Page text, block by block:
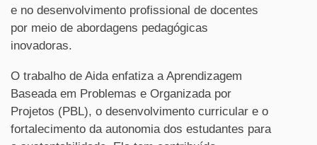
e no desenvolvimento profissional de docentes
por meio de abordagens pedagógicas
inovadoras.
O trabalho de Aida enfatiza a Aprendizagem
Baseada em Problemas e Organizada por
Projetos (PBL), o desenvolvimento curricular e o
fortalecimento da autonomia dos estudantes para